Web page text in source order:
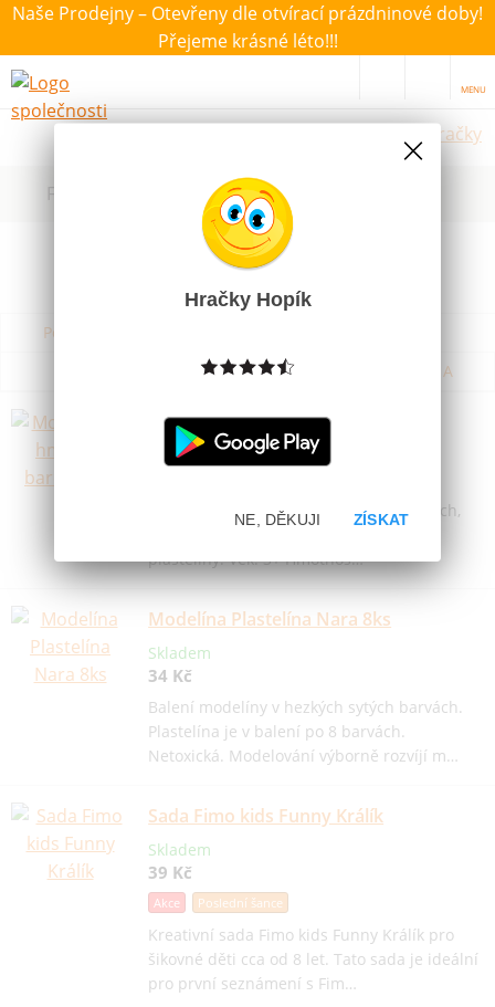
Naše Prodejny – Otevřeny dle otvírací prázdninové doby!
Přejeme krásné léto!!!
MENU
Výtvarné a kreativní hračky
Filtrovat dle dostupnosti, ceny, výrobce
Podle názvu od A do Z
Podle názvu od Z do A
Modelovací hmota 6 barev 100g
Skladem
Kvalitní plastelína 100g v jasných barvách,
baleno v krabičce. Balení obsahuje 6ks
plastelíny. Věk: 3+ Hmotnos…
Modelína Plastelína Nara 8ks
Skladem
34 Kč
Balení modelíny v hezkých sytých barvách.
Plastelína je v balení po 8 barvách.
Netoxická. Modelování výborně rozvíjí m…
Sada Fimo kids Funny Králík
Skladem
39 Kč
Akce Poslední šance
Kreativní sada Fimo kids Funny Králík pro
šikovné děti cca od 8 let. Tato sada je ideální
pro první seznámení s Fim…
Hračky Hopík
ZÍSKAT
NE, DĚKUJI